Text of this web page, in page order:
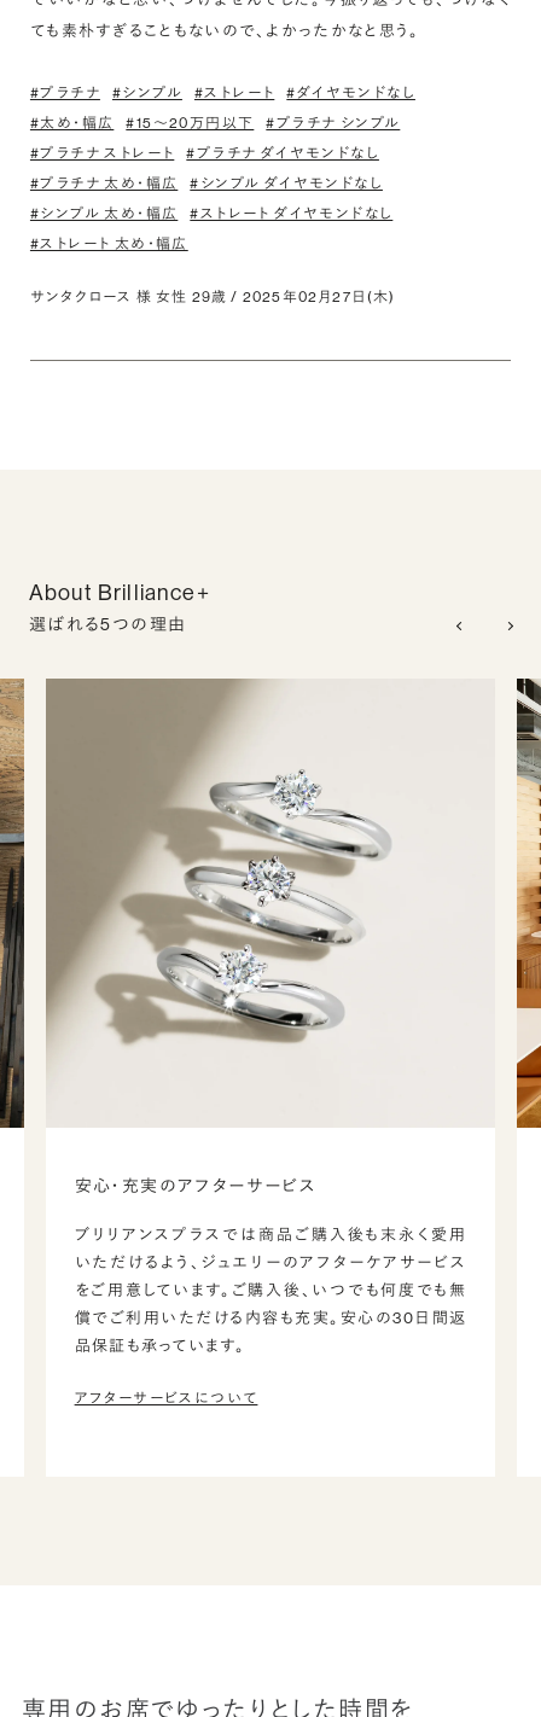
ても素朴すぎることもないので、よかったかなと思う。
#プラチナ #シンプル #ストレート
#ダイヤモンドなし
#太め・幅広
#15〜20万円以下
#プラチナ シンプル
#プラチナ ストレート
#プラチナ ダイヤモンドなし
#プラチナ 太め・幅広
#シンプル ダイヤモンドなし
#シンプル 太め・幅広
#ストレート ダイヤモンドなし
#ストレート 太め・幅広
サンタクロース 様 女性 29歳 / 2025年02月27日(木)
About Brilliance+
選ばれる5つの理由
安心・充実のアフターサービス
ブリリアンスプラスでは商品ご購入後も末永く愛用
いただけるよう、ジュエリーのアフターケアサービス
をご用意しています。ご購入後、いつでも何度でも無
償でご利用いただける内容も充実。安心の30日間返
品保証も承っています。
アフターサービスについて
専用のお席でゆったりとした時間を